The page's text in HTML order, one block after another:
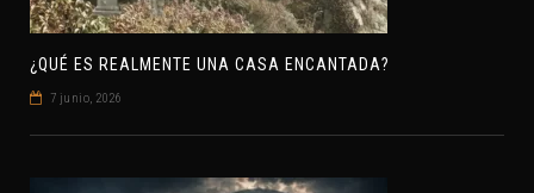
¿QUÉ ES REALMENTE UNA CASA ENCANTADA?
7 junio, 2026